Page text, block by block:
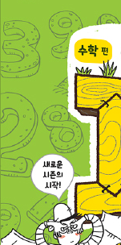
생각을 써라! (키워
하라! (키워드: 프랙털